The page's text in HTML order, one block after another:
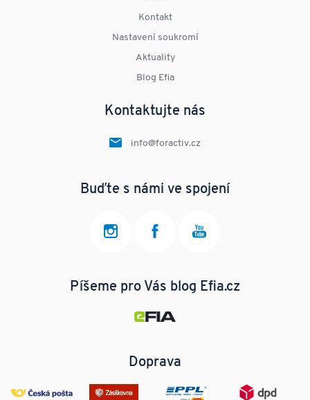
Kontakt
Nastavení soukromí
Aktuality
Blog Efia
Kontaktujte nás
info@foractiv.cz
Buďte s námi ve spojení
Píšeme pro Vás blog Efia.cz
Doprava